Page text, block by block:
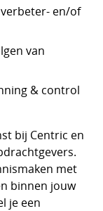
en/of
van
& control
bij Centric en
met
binnen jouw
je een